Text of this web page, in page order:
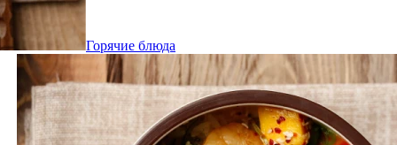
Горячие блюда